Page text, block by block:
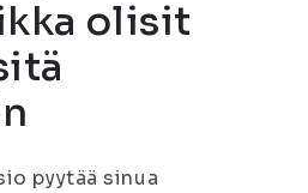
olisit
pyytää sinua